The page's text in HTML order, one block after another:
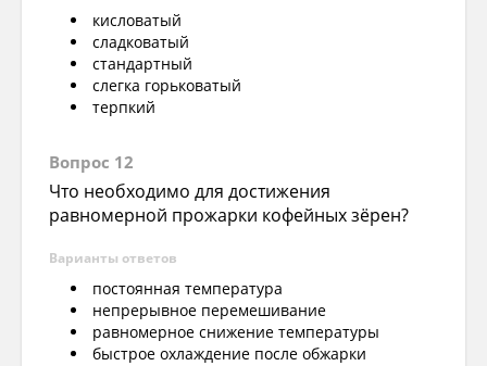
кисловатый
сладковатый
стандартный
слегка горьковатый
терпкий
Вопрос 12
Что необходимо для достижения
равномерной прожарки кофейных зёрен?
Варианты ответов
постоянная температура
непрерывное перемешивание
равномерное снижение температуры
быстрое охлаждение после обжарки